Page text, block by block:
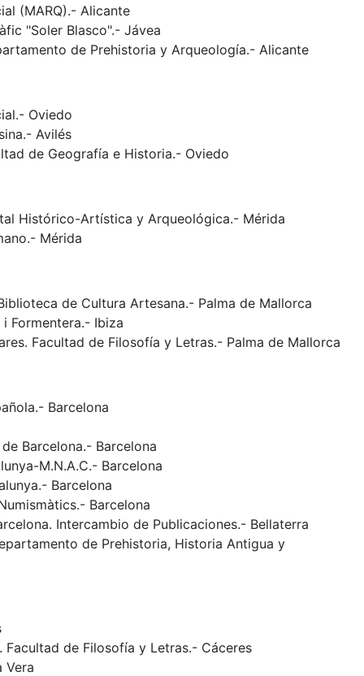
(MARQ).- Alicante
"Soler Blasco".- Jávea
de Prehistoria y Arqueología.- Alicante
Oviedo
Avilés
de Geografía e Historia.- Oviedo
Histórico-Artística y Arqueológica.- Mérida
Mérida
de Cultura Artesana.- Palma de Mallorca
Formentera.- Ibiza
Facultad de Filosofía y Letras.- Palma de Mallorca
Barcelona
Barcelona.- Barcelona
M.N.A.C.- Barcelona
Barcelona
Barcelona
Intercambio de Publicaciones.- Bellaterra
de Prehistoria, Historia Antigua y
de Filosofía y Letras.- Cáceres
Vera